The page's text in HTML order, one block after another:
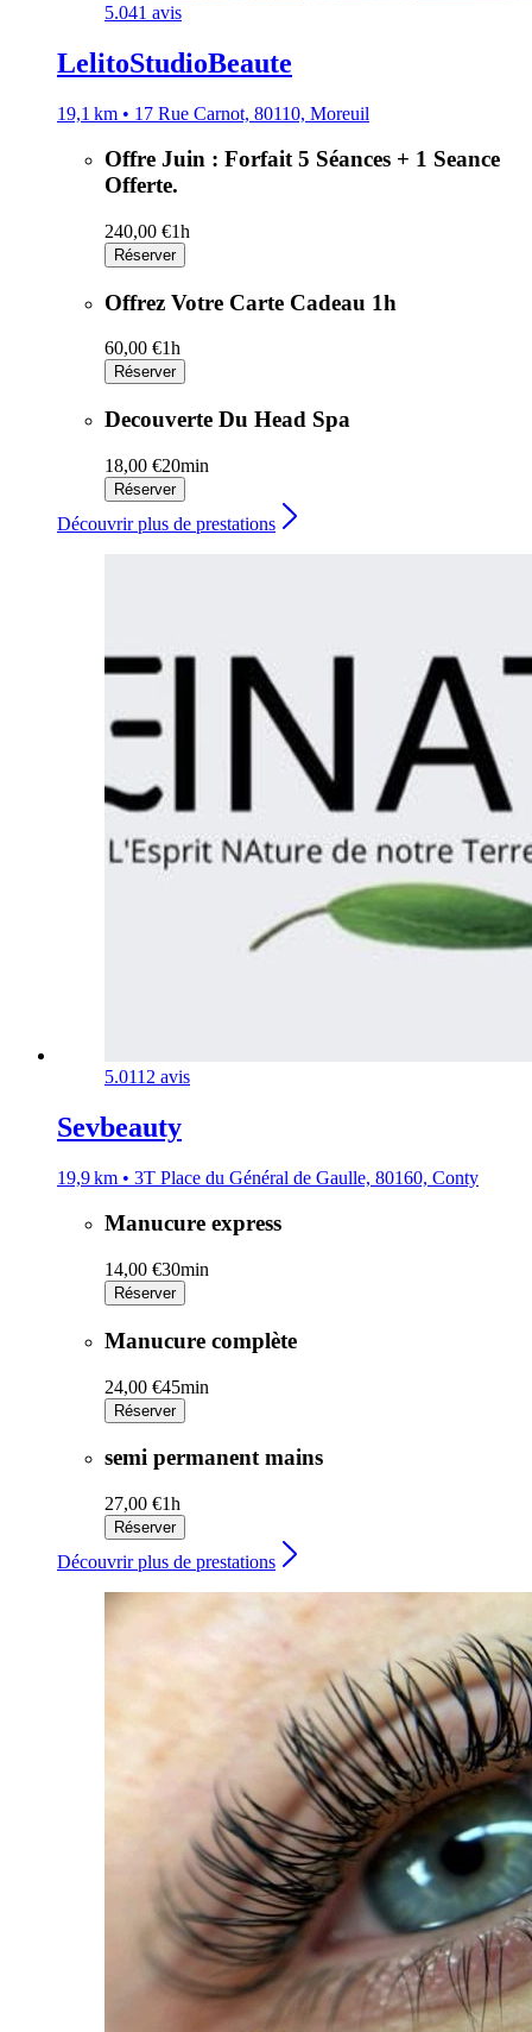
5.041 avis
LelitoStudioBeaute
19,1 km • 17 Rue Carnot, 80110, Moreuil
Offre Juin : Forfait 5 Séances + 1 Seance
Offerte.
240,00 €1h
Réserver
Offrez Votre Carte Cadeau 1h
60,00 €1h
Réserver
Decouverte Du Head Spa
18,00 €20min
Réserver
Découvrir plus de prestations
5.0112 avis
Sevbeauty
19,9 km • 3T Place du Général de Gaulle, 80160, Conty
Manucure express
14,00 €30min
Réserver
Manucure complète
24,00 €45min
Réserver
semi permanent mains
27,00 €1h
Réserver
Découvrir plus de prestations